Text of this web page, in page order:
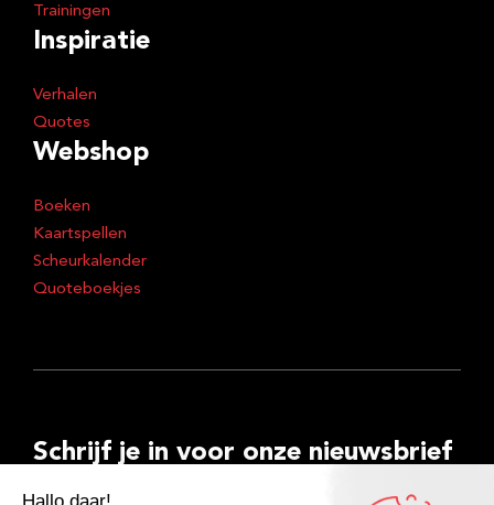
Trainingen
Inspiratie
Verhalen
Quotes
Webshop
Boeken
Kaartspellen
Scheurkalender
Quoteboekjes
Schrijf je in voor onze nieuwsbrief